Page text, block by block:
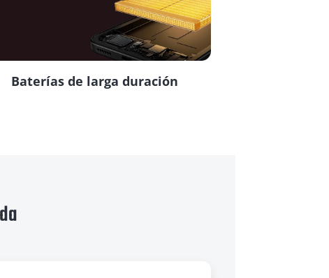
Baterías de larga duración